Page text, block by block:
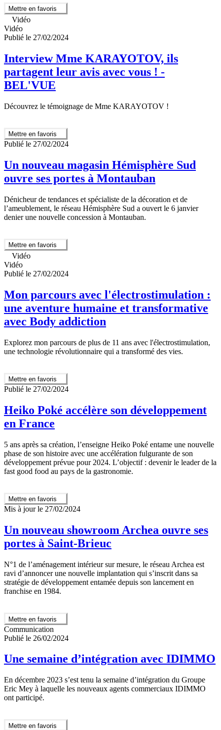
Mettre en favoris
Vidéo
Vidéo
Publié le 27/02/2024
Interview Mme KARAYOTOV, ils
partagent leur avis avec vous ! -
BEL'VUE
Découvrez le témoignage de Mme KARAYOTOV !
Mettre en favoris
Publié le 27/02/2024
Un nouveau magasin Hémisphère Sud
ouvre ses portes à Montauban
Dénicheur de tendances et spécialiste de la décoration et de
l’ameublement, le réseau Hémisphère Sud a ouvert le 6 janvier
denier une nouvelle concession à Montauban.
Mettre en favoris
Vidéo
Vidéo
Publié le 27/02/2024
Mon parcours avec l'électrostimulation :
une aventure humaine et transformative
avec Body addiction
Explorez mon parcours de plus de 11 ans avec l'électrostimulation,
une technologie révolutionnaire qui a transformé des vies.
Mettre en favoris
Publié le 27/02/2024
Heiko Poké accélère son développement
en France
5 ans après sa création, l’enseigne Heiko Poké entame une nouvelle
phase de son histoire avec une accélération fulgurante de son
développement prévue pour 2024. L’objectif : devenir le leader de la
fast good food au pays de la gastronomie.
Mettre en favoris
Mis à jour le 27/02/2024
Un nouveau showroom Archea ouvre ses
portes à Saint-Brieuc
N°1 de l’aménagement intérieur sur mesure, le réseau Archea est
ravi d’annoncer une nouvelle implantation qui s’inscrit dans sa
stratégie de développement entamée depuis son lancement en
franchise en 1984.
Mettre en favoris
Communication
Publié le 26/02/2024
Une semaine d’intégration avec IDIMMO
En décembre 2023 s’est tenu la semaine d’intégration du Groupe
Eric Mey à laquelle les nouveaux agents commerciaux IDIMMO
ont participé.
Mettre en favoris